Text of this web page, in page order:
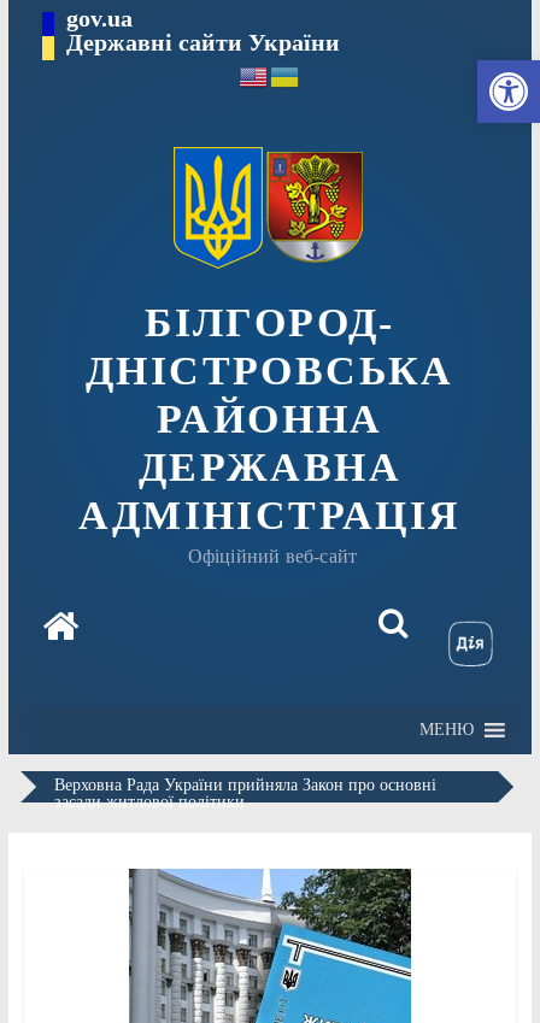
вмісту
gov.ua
Державні сайти України
БІЛГОРОД-
ДНІСТРОВСЬКА
РАЙОННА
ДЕРЖАВНА
АДМІНІСТРАЦІЯ
Офіційний веб-сайт
МЕНЮ
Верховна Рада України прийняла Закон про основні
засади житлової політики